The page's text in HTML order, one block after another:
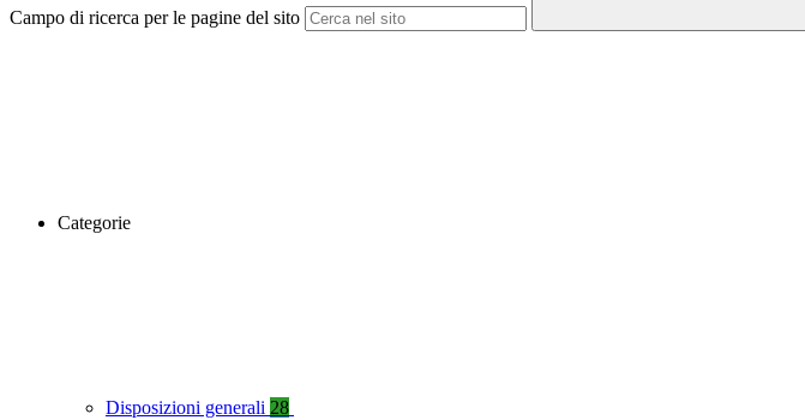
Campo di ricerca per le pagine del sito
Categorie
Disposizioni generali 28